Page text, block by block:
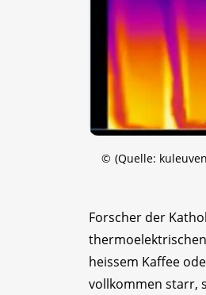
© (Quelle:
Forscher der
heissem Kaffee
vollkommen starr,